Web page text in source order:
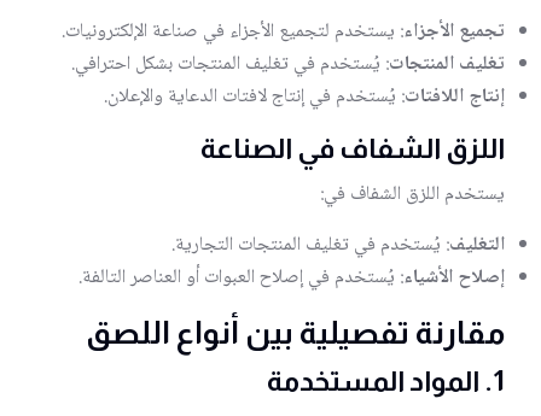
تجميع الأجزاء: يستخدم لتجميع الأجزاء في صناعة الإلكترونيات.
تغليف المنتجات: يُستخدم في تغليف المنتجات بشكل احترافي.
إنتاج اللافتات: يُستخدم في إنتاج لافتات الدعاية والإعلان.
اللزق الشفاف في الصناعة
يستخدم اللزق الشفاف في:
التغليف: يُستخدم في تغليف المنتجات التجارية.
إصلاح الأشياء: يُستخدم في إصلاح العبوات أو العناصر التالفة.
مقارنة تفصيلية بين أنواع اللصق
1. المواد المستخدمة